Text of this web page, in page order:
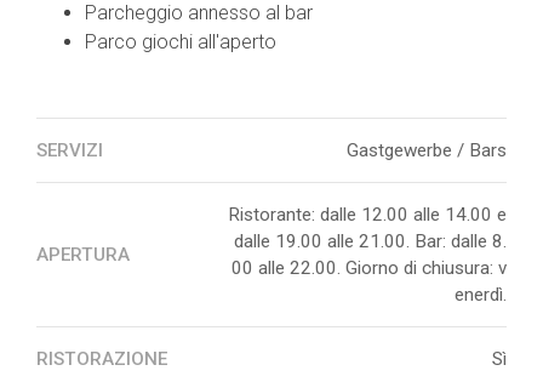
Parcheggio annesso al bar
Parco giochi all'aperto
SERVIZI Gastgewerbe / Bars
APERTURA
Ristorante: dalle 12.00 alle 14.00 e
dalle 19.00 alle 21.00. Bar: dalle 8.
00 alle 22.00. Giorno di chiusura: v
enerdì.
RISTORAZIONE Sì